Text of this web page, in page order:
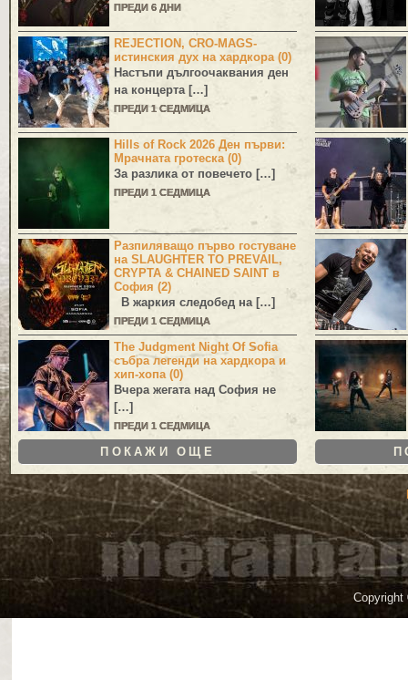
ПРЕДИ 6 ДНИ
REJECTION, CRO-MAGS-
истинския дух на хардкора (0)
Настъпи дългоочаквания ден
на концерта […]
ПРЕДИ 1 СЕДМИЦА
Hills of Rock 2026 Ден първи:
Мрачната гротеска (0)
За разлика от повечето […]
ПРЕДИ 1 СЕДМИЦА
Разпиляващо първо гостуване
на SLAUGHTER TO PREVAIL,
CRYPTA & CHAINED SAINT в
София (2)
В жаркия следобед на […]
ПРЕДИ 1 СЕДМИЦА
The Judgment Night Of Sofia
събра легенди на хардкора и
хип-хопа (0)
Вчера жегата над София не
[…]
ПРЕДИ 1 СЕДМИЦА
ПОКАЖИ ОЩЕ